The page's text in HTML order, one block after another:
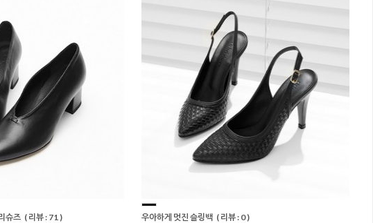
슈즈 ( 리뷰 : 71 )
우아하게 멋진 슬링백 ( 리뷰 : 0 )